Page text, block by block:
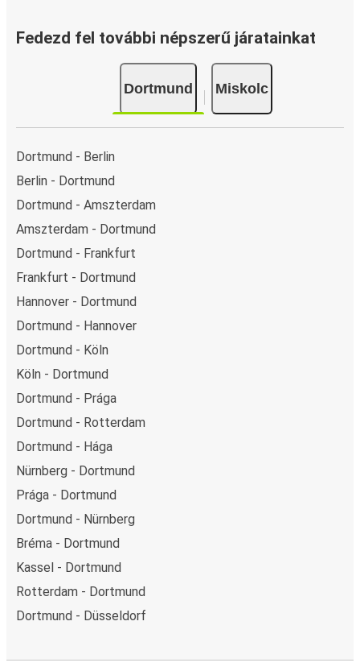
Fedezd fel további népszerű járatainkat
Dortmund Miskolc
Dortmund - Berlin
Berlin - Dortmund
Dortmund - Amszterdam
Amszterdam - Dortmund
Dortmund - Frankfurt
Frankfurt - Dortmund
Hannover - Dortmund
Dortmund - Hannover
Dortmund - Köln
Köln - Dortmund
Dortmund - Prága
Dortmund - Rotterdam
Dortmund - Hága
Nürnberg - Dortmund
Prága - Dortmund
Dortmund - Nürnberg
Bréma - Dortmund
Kassel - Dortmund
Rotterdam - Dortmund
Dortmund - Düsseldorf